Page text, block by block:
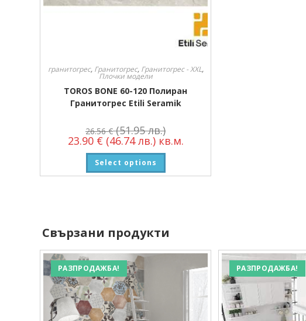
гранитогрес, Гранитогрес, Гранитогрес - XXL,
Плочки модели
TOROS BONE 60-120 Полиран
Гранитогрес Etili Seramik
26.56€ (51.95 лв.)
23.90 € (46.74 лв.)кв.м.
Select options
Свързани продукти
РАЗПРОДАЖБА! РАЗПРОДАЖБА!